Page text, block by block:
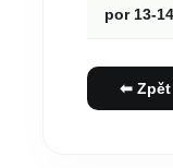
por 13-14
⬅ Zpět